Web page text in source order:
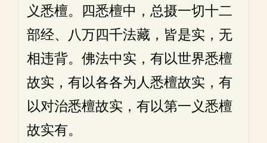
义悉檀。四悉檀中，总摄一切十二
部经、八万四千法藏，皆是实，无
相违背。佛法中实，有以世界悉檀
故实，有以各各为人悉檀故实，有
以对治悉檀故实，有以第一义悉檀
故实有。